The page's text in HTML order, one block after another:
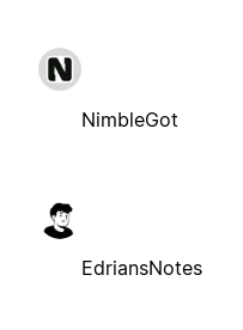
NimbleGot
EdriansNotes